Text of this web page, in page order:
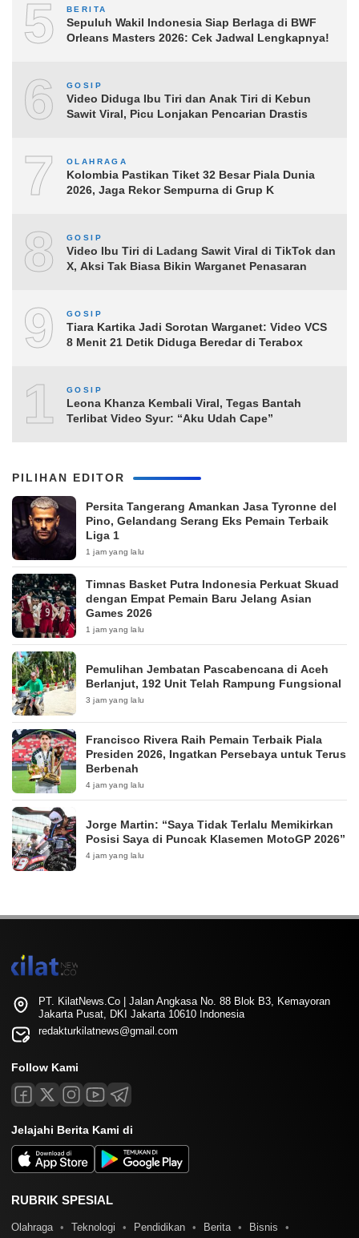
5 BERITA
Sepuluh Wakil Indonesia Siap Berlaga di BWF
Orleans Masters 2026: Cek Jadwal Lengkapnya!
6 GOSIP
Video Diduga Ibu Tiri dan Anak Tiri di Kebun
Sawit Viral, Picu Lonjakan Pencarian Drastis
7 OLAHRAGA
Kolombia Pastikan Tiket 32 Besar Piala Dunia
2026, Jaga Rekor Sempurna di Grup K
8 GOSIP
Video Ibu Tiri di Ladang Sawit Viral di TikTok dan
X, Aksi Tak Biasa Bikin Warganet Penasaran
9 GOSIP
Tiara Kartika Jadi Sorotan Warganet: Video VCS
8 Menit 21 Detik Diduga Beredar di Terabox
10
GOSIP
Leona Khanza Kembali Viral, Tegas Bantah
Terlibat Video Syur: “Aku Udah Cape”
PILIHAN EDITOR
Persita Tangerang Amankan Jasa Tyronne del
Pino, Gelandang Serang Eks Pemain Terbaik
Liga 1
1 jam yang lalu
Timnas Basket Putra Indonesia Perkuat Skuad
dengan Empat Pemain Baru Jelang Asian
Games 2026
1 jam yang lalu
Pemulihan Jembatan Pascabencana di Aceh
Berlanjut, 192 Unit Telah Rampung Fungsional
3 jam yang lalu
Francisco Rivera Raih Pemain Terbaik Piala
Presiden 2026, Ingatkan Persebaya untuk Terus
Berbenah
4 jam yang lalu
Jorge Martin: “Saya Tidak Terlalu Memikirkan
Posisi Saya di Puncak Klasemen MotoGP 2026”
4 jam yang lalu
PT. KilatNews.Co | Jalan Angkasa No. 88 Blok B3, Kemayoran
Jakarta Pusat, DKI Jakarta 10610 Indonesia
redakturkilatnews@gmail.com
Follow Kami
Jelajahi Berita Kami di
RUBRIK SPESIAL
Olahraga Teknologi Pendidikan Berita
Bisnis